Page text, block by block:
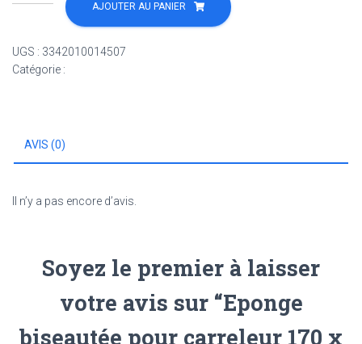
de
pour
carreleur
55
AJOUTER AU PANIER
UGS : 3342010014507
Catégorie :
AVIS (0)
Il n’y a pas encore d’avis.
Soyez le premier à laisser
votre avis sur “Eponge
biseautée pour carreleur 170 x